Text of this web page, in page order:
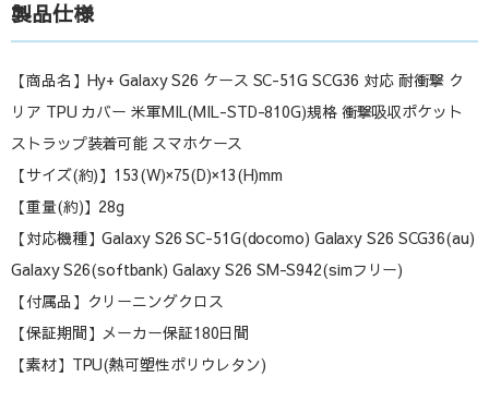
製品仕様
【商品名】Hy+ Galaxy S26 ケース SC-51G SCG36 対応 耐衝撃 ク
リア TPU カバー 米軍MIL(MIL-STD-810G)規格 衝撃吸収ポケット
ストラップ装着可能 スマホケース
【サイズ(約)】153(W)×75(D)×13(H)mm
【重量(約)】28g
【対応機種】Galaxy S26 SC-51G(docomo) Galaxy S26 SCG36(au)
Galaxy S26(softbank) Galaxy S26 SM-S942(simフリー)
【付属品】クリーニングクロス
【保証期間】メーカー保証180日間
【素材】TPU(熱可塑性ポリウレタン)